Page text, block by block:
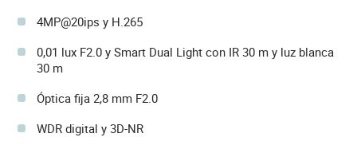
4MP@20ips y H.265
0,01 lux F2.0 y Smart Dual Light con IR 30 m y luz blanca
30 m
Óptica fija 2,8 mm F2.0
WDR digital y 3D-NR